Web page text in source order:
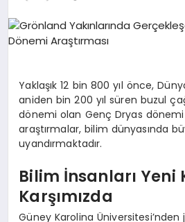
Yaklaşık 12 bin 800 yıl önce,
aniden bin 200 yıl süren buzul
dönemi olan Genç Dryas dönemi
araştırmalar, bilim dünyasında
uyandırmaktadır.
Bilim İnsanları Yeni
Karşımızda
Güney Karolina